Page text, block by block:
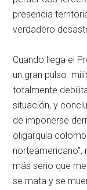
presencia
verdadero
Cuando llega el
un gran pulso
totalmente
situación, y
de imponerse
oligarquía
norteamericano”,
más serio que
se mata y se